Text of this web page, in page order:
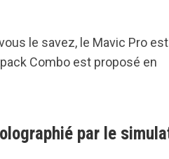
le savez, le Mavic Pro est
Combo est proposé en
par le